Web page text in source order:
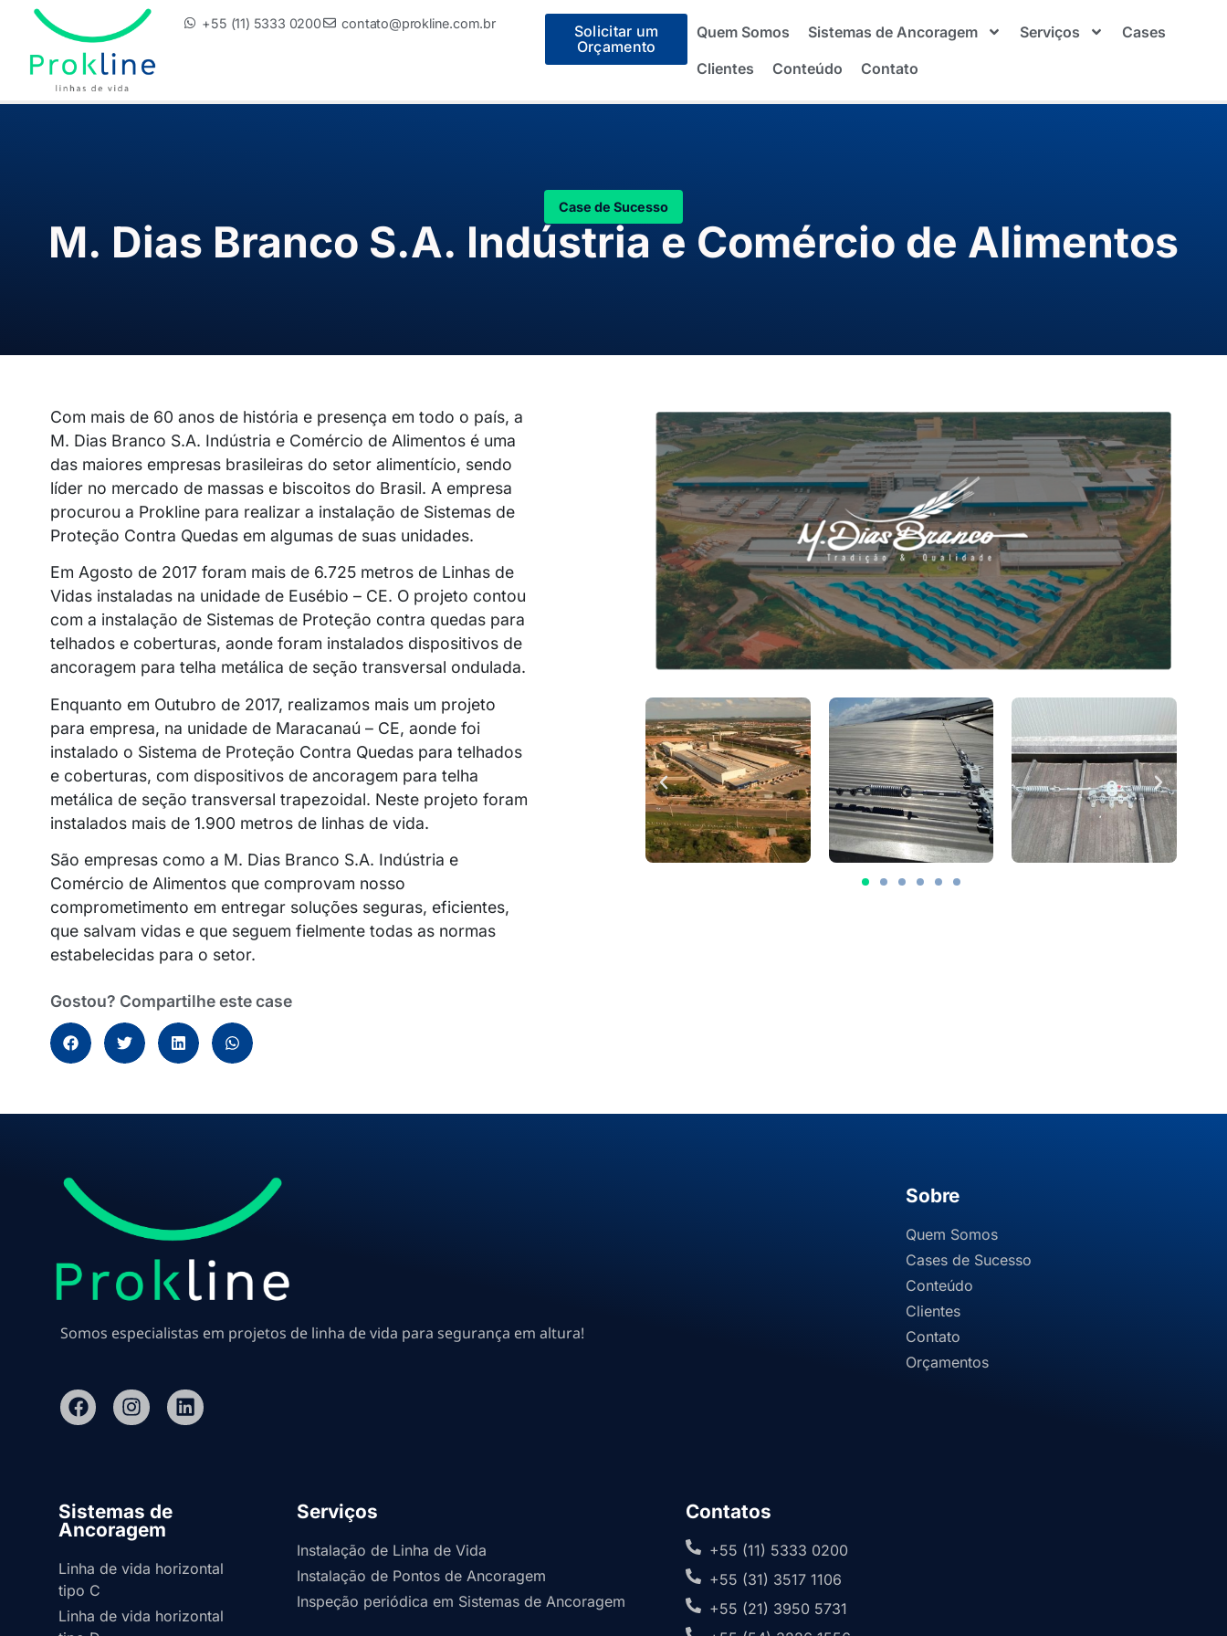
+55 (11) 5333 0200 contato@prokline.com.br
Solicitar um
Orçamento
Quem Somos Sistemas de Ancoragem Serviços
Cases
Clientes
Conteúdo Contato
Case de Sucesso
M. Dias Branco S.A. Indústria e Comércio de Alimentos
Com mais de 60 anos de história e presença em todo o país, a
M. Dias Branco S.A. Indústria e Comércio de Alimentos é uma
das maiores empresas brasileiras do setor alimentício, sendo
líder no mercado de massas e biscoitos do Brasil. A empresa
procurou a Prokline para realizar a instalação de Sistemas de
Proteção Contra Quedas em algumas de suas unidades.
Em Agosto de 2017 foram mais de 6.725 metros de Linhas de
Vidas instaladas na unidade de Eusébio – CE. O projeto contou
com a instalação de Sistemas de Proteção contra quedas para
telhados e coberturas, aonde foram instalados dispositivos de
ancoragem para telha metálica de seção transversal ondulada.
Enquanto em Outubro de 2017, realizamos mais um projeto
para empresa, na unidade de Maracanaú – CE, aonde foi
instalado o Sistema de Proteção Contra Quedas para telhados
e coberturas, com dispositivos de ancoragem para telha
metálica de seção transversal trapezoidal. Neste projeto foram
instalados mais de 1.900 metros de linhas de vida.
São empresas como a M. Dias Branco S.A. Indústria e
Comércio de Alimentos que comprovam nosso
comprometimento em entregar soluções seguras, eficientes,
que salvam vidas e que seguem fielmente todas as normas
estabelecidas para o setor.
Gostou? Compartilhe este case
Somos especialistas em projetos de linha de vida para segurança em altura!
Sobre
Quem Somos
Cases de Sucesso
Conteúdo
Clientes
Contato
Orçamentos
Sistemas de
Ancoragem
Linha de vida horizontal
tipo C
Linha de vida horizontal
Serviços
Instalação de Linha de Vida
Instalação de Pontos de Ancoragem
Inspeção periódica em Sistemas de Ancoragem
Contatos
+55 (11) 5333 0200
+55 (31) 3517 1106
+55 (21) 3950 5731